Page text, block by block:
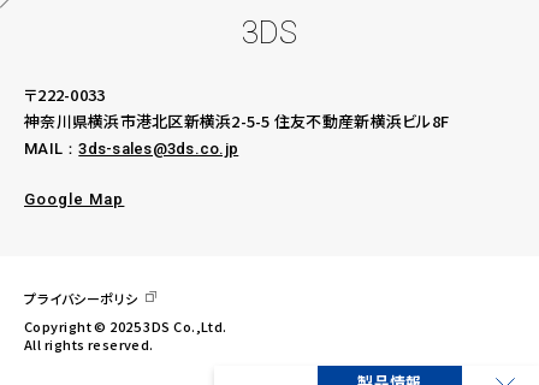
3DS
〒222-0033
神奈川県横浜市港北区新横浜2-5-5 住友不動産新横浜ビル8F
MAIL：3ds-sales@3ds.co.jp
Google Map
プライバシーポリシ
Copyright © 2025 3DS Co.,Ltd.
All rights reserved.